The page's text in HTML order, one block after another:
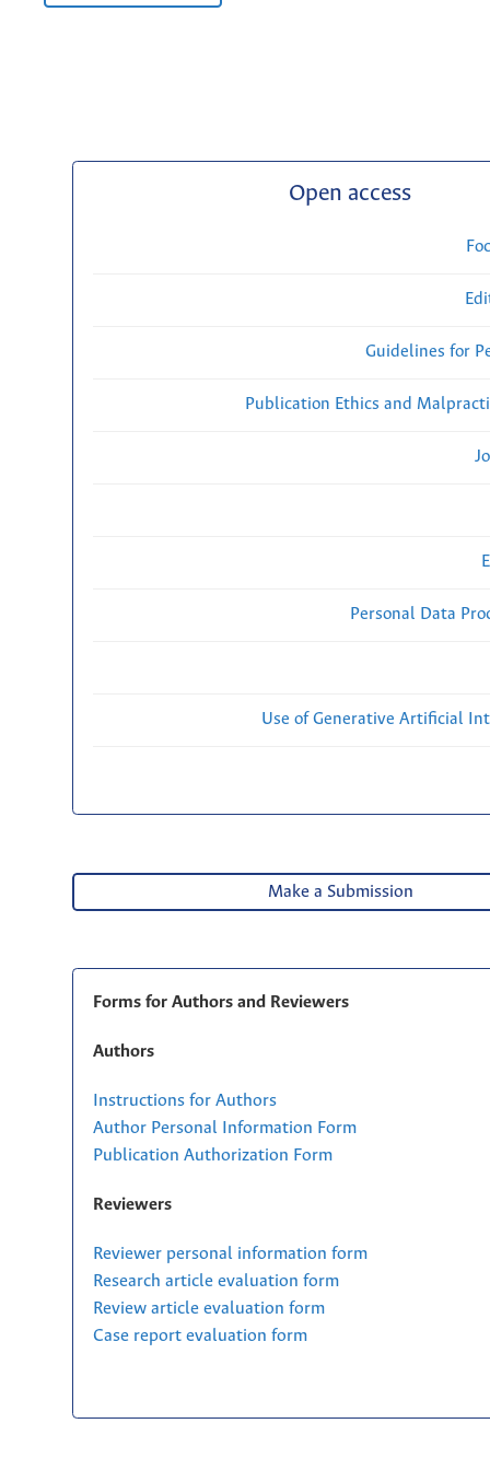
Open access
Guidelines for
Publication Ethics and
Personal Data
Use of Generative Artificial
Make a Submission
Forms for Authors and Reviewers
Authors
Instructions for Authors
Author Personal Information Form
Publication Authorization Form
Reviewers
Reviewer personal information form
Research article evaluation form
Review article evaluation form
Case report evaluation form